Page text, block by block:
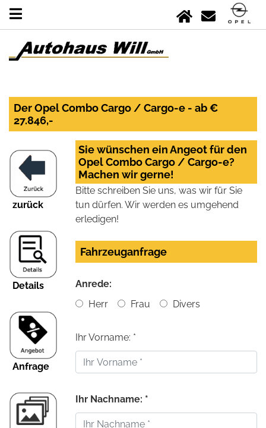
Der Opel Combo Cargo / Cargo-e - ab €
27.846,-
zurück
Details
Anfrage
Sie wünschen ein Angeot für den
Opel Combo Cargo / Cargo-e?
Machen wir gerne!
Bitte schreiben Sie uns, was wir für Sie
tun dürfen. Wir werden es umgehend
erledigen!
Fahrzeuganfrage
Anrede:
Herr
Frau Divers
Ihr Vorname: *
Ihr Nachname: *